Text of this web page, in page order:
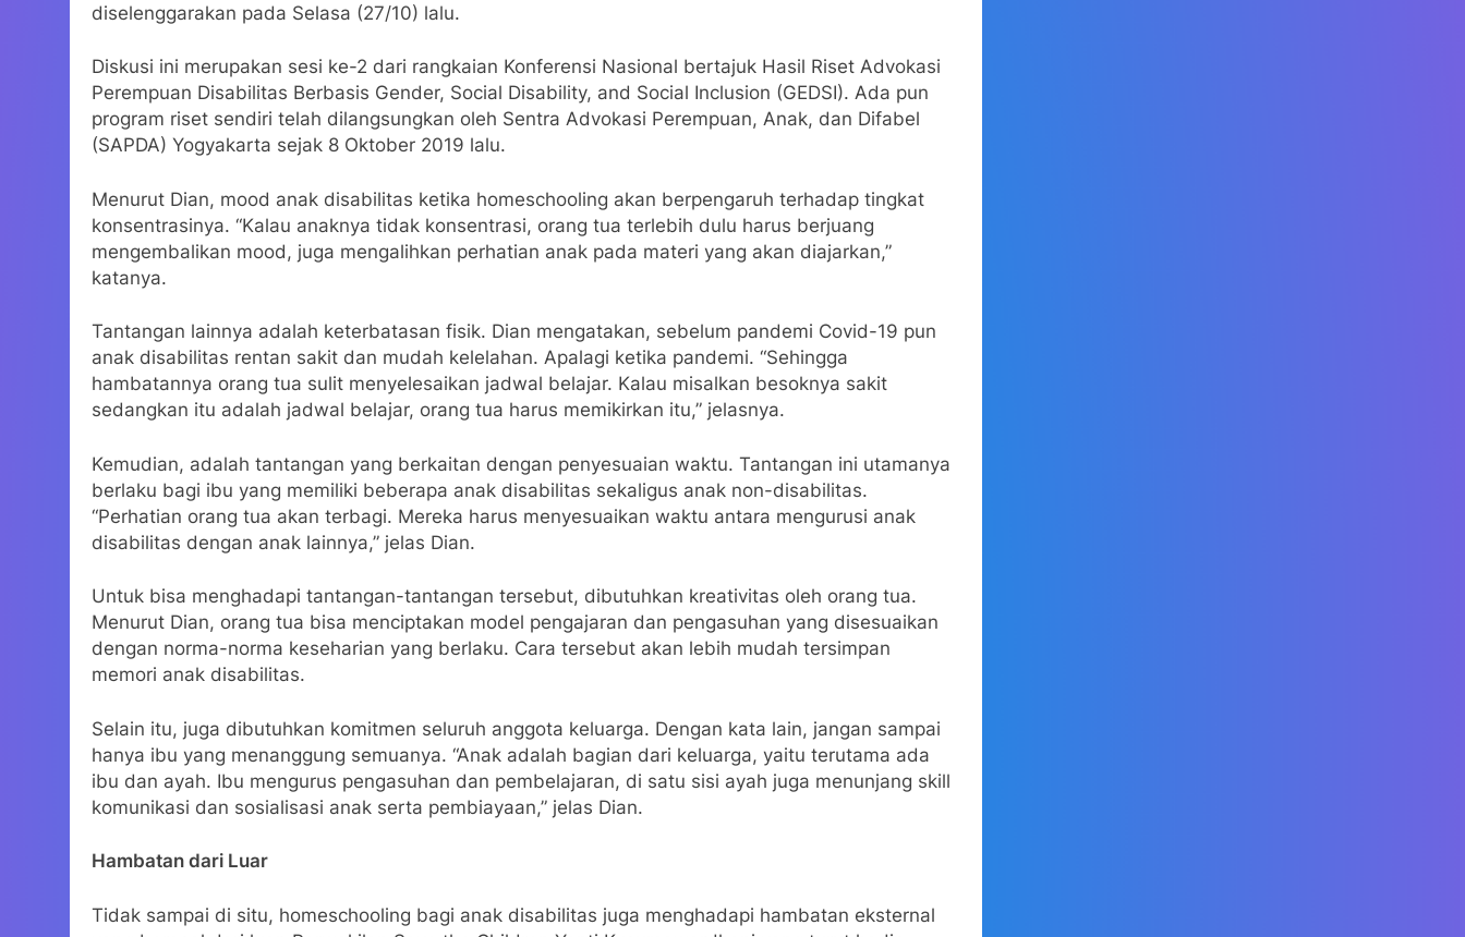
diselenggarakan pada Selasa (27/10) lalu.
Diskusi ini merupakan sesi ke-2 dari rangkaian Konferensi Nasional bertajuk Hasil Riset Advokasi
Perempuan Disabilitas Berbasis Gender, Social Disability, and Social Inclusion (GEDSI). Ada pun
program riset sendiri telah dilangsungkan oleh Sentra Advokasi Perempuan, Anak, dan Difabel
(SAPDA) Yogyakarta sejak 8 Oktober 2019 lalu.
Menurut Dian, mood anak disabilitas ketika homeschooling akan berpengaruh terhadap tingkat
konsentrasinya. “Kalau anaknya tidak konsentrasi, orang tua terlebih dulu harus berjuang
mengembalikan mood, juga mengalihkan perhatian anak pada materi yang akan diajarkan,”
katanya.
Tantangan lainnya adalah keterbatasan fisik. Dian mengatakan, sebelum pandemi Covid-19 pun
anak disabilitas rentan sakit dan mudah kelelahan. Apalagi ketika pandemi. “Sehingga
hambatannya orang tua sulit menyelesaikan jadwal belajar. Kalau misalkan besoknya sakit
sedangkan itu adalah jadwal belajar, orang tua harus memikirkan itu,” jelasnya.
Kemudian, adalah tantangan yang berkaitan dengan penyesuaian waktu. Tantangan ini utamanya
berlaku bagi ibu yang memiliki beberapa anak disabilitas sekaligus anak non-disabilitas.
“Perhatian orang tua akan terbagi. Mereka harus menyesuaikan waktu antara mengurusi anak
disabilitas dengan anak lainnya,” jelas Dian.
Untuk bisa menghadapi tantangan-tantangan tersebut, dibutuhkan kreativitas oleh orang tua.
Menurut Dian, orang tua bisa menciptakan model pengajaran dan pengasuhan yang disesuaikan
dengan norma-norma keseharian yang berlaku. Cara tersebut akan lebih mudah tersimpan
memori anak disabilitas.
Selain itu, juga dibutuhkan komitmen seluruh anggota keluarga. Dengan kata lain, jangan sampai
hanya ibu yang menanggung semuanya. “Anak adalah bagian dari keluarga, yaitu terutama ada
ibu dan ayah. Ibu mengurus pengasuhan dan pembelajaran, di satu sisi ayah juga menunjang skill
komunikasi dan sosialisasi anak serta pembiayaan,” jelas Dian.
Hambatan dari Luar
Tidak sampai di situ, homeschooling bagi anak disabilitas juga menghadapi hambatan eksternal